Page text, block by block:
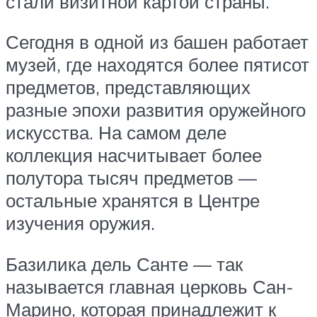
Сегодня в одной из башен работает
музей, где находятся более пятисот
предметов, представляющих
разные эпохи развития оружейного
искусства. На самом деле
коллекция насчитывает более
полутора тысяч предметов —
остальные хранятся в Центре
изучения оружия.
Базилика дель Санте — так
называется главная церковь Сан-
Марино, которая принадлежит к